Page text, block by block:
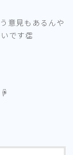
意見もあるんや
です👏
☟